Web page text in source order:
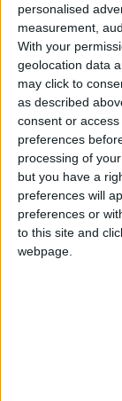
personalised
measurement,
With your
geolocation data
may click to
as described
consent or
preferences
processing of
but you have a
preferences will
preferences or
to this site and
webpage.